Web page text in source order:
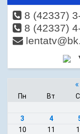
8 (42337)
8 (42337)
«
Пн Вт
3
4
10
11